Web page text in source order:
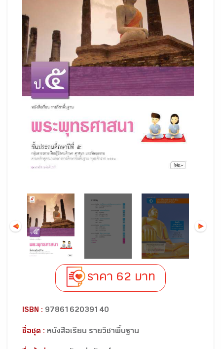
ราคา 62 บาท
ISBN : 9786162039140
ชื่อชุด : หนังสือเรียน รายวิชาพื้นฐาน